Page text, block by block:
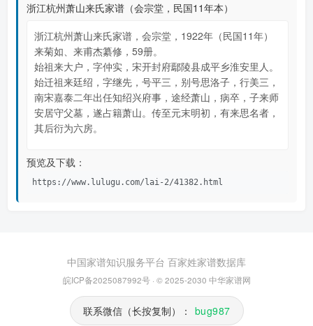
浙江杭州萧山来氏家谱（会宗堂，民国11年本）
浙江杭州萧山来氏家谱，会宗堂，1922年（民国11年）
来菊如、来甫杰纂修，59册。
始祖来大户，字仲实，宋开封府鄢陵县成平乡淮安里人。
始迁祖来廷绍，字继先，号平三，别号思洛子，行美三，
南宋嘉泰二年出任知绍兴府事，途经萧山，病卒，子来师
安居守父墓，遂占籍萧山。传至元末明初，有来思名者，
其后衍为六房。
预览及下载：
https://www.lulugu.com/lai-2/41382.html
中国家谱知识服务平台 百家姓家谱数据库
皖ICP备2025087992号· © 2025-2030 中华家谱网
联系微信（长按复制）： bug987